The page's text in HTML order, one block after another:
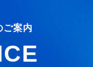
ご案内